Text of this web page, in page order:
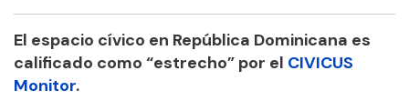
El espacio cívico en República Dominicana es
calificado como “estrecho” por el CIVICUS
Monitor.